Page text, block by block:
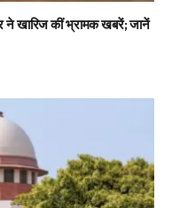
खारिज कीं भ्रामक खबरें; जानें